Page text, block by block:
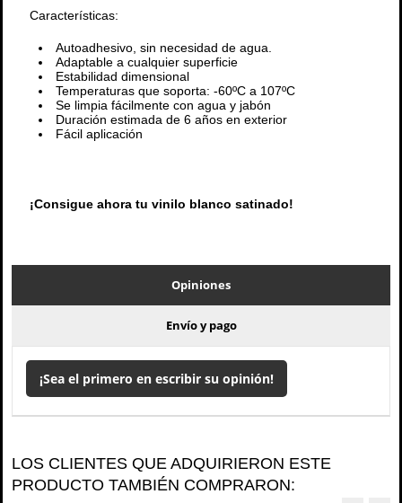
Características:
Autoadhesivo, sin necesidad de agua.
Adaptable a cualquier superficie
Estabilidad dimensional
Temperaturas que soporta: -60ºC a 107ºC
Se limpia fácilmente con agua y jabón
Duración estimada de 6 años en exterior
Fácil aplicación
¡Consigue ahora tu vinilo blanco satinado!
Opiniones
Envío y pago
¡Sea el primero en escribir su opinión!
LOS CLIENTES QUE ADQUIRIERON ESTE
PRODUCTO TAMBIÉN COMPRARON: